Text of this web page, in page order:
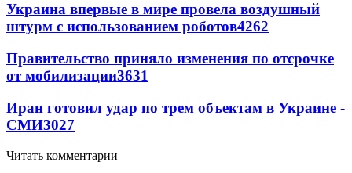
Украина впервые в мире провела воздушный
штурм с использованием роботов4262
Правительство приняло изменения по отсрочке
от мобилизации3631
Иран готовил удар по трем объектам в Украине -
СМИ3027
Читать комментарии